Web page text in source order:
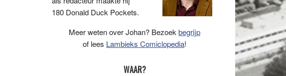
180 Donald Duck Pockets.
Meer weten over Johan? Bezoek begrijp
of lees Lambieks Comiclopedia!
WAAR?